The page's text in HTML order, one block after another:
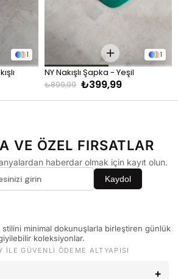
1 1
NY Nakışlı Şapka - Yeşil
₺399,99
₺899,99
VE ÖZEL FIRSATLAR
haberdar olmak için kayıt olun.
Kaydol
minimal dokunuşlarla birleştiren günlük
koleksiyonlar.
İLE GÜVENLİ ÖDEME ALTYAPISI